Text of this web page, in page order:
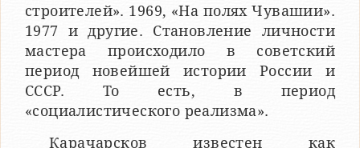
строителей». 1969, «На полях Чувашии».
1977 и другие. Становление личности
мастера происходило в советский
период новейшей истории России и
СССР. То есть, в период
«социалистического реализма».
Карачарсков известен как